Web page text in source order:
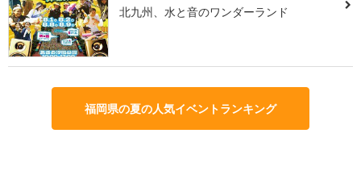
北九州、水と音のワンダーランド
福岡県の夏の人気イベントランキング